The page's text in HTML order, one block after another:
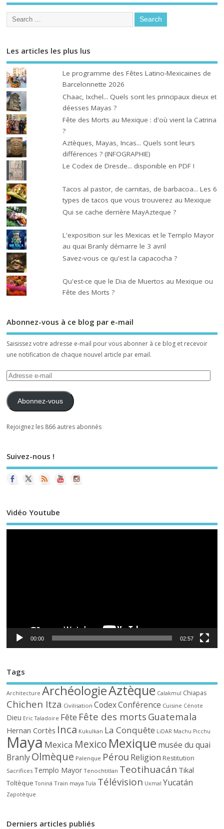
Les articles les plus lus
Le programme des Fêtes Latino-Mexicaines de
Barcelonnette 2026
Chaac, Ixchel... Quels sont les principaux dieux et
déesses Mayas ?
Fête des Morts au Mexique : d'où vient la Catrina
?
Aztèques, Mayas, Incas... Quels sont leurs
différences ? (INFOGRAPHIE)
Le Codex de Dresde... disponible en PDF !
Tacos al pastor, de carnitas, de barbacoa... Les 6
types de tacos que vous trouverez au Mexique
Qui se cache derrière MayAzteque ?
L'exposition sur les Mexicas et le Templo Mayor
au quai Branly démarre le 3 avril
Savez-vous ce qu'est la capacocha ?
Qu'est-ce que le Dia de Muertos au Mexique ou
Fête des Morts ?
Abonnez-vous à ce blog par e-mail
Saisissez votre adresse e-mail pour vous abonner à ce blog et recevoir
une notification de chaque nouvel article par email.
Abonnez-vous
Rejoignez les 866 autres abonnés
Suivez-nous !
Vidéo Youtube
00:00 02:57
Tags
Architecture ArchéologieAztèque Calakmul Chiapas
Chichen Itza Civilisation CodexConférence Cuisine Cénote
Dieu Eric Taladoire Fête Fête des morts Guatemala
Hernan Cortès Inca Kukulkan La Conquête LiDAR Machu Picchu
Maya Mexica Mexico Mexique musée du quai
BranlyOlmèque Palenque Pérou Religion Restitution
Sacrifices Templo Mayor Tenochtitlan Teotihuacán Tikal
Toltèque Toniná Train maya Tula Télévision Uxmal Yucatán
Zapotèque
Derniers articles publiés